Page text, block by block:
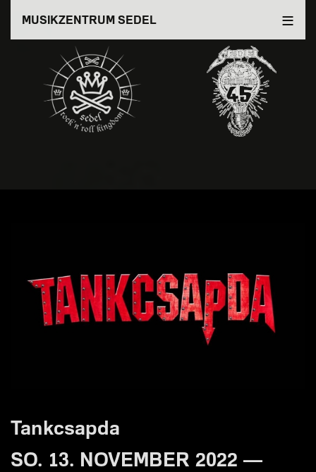
Inhalt
MUSIKZENTRUM SEDEL
Tankcsapda
SO. 13. NOVEMBER 2022 —